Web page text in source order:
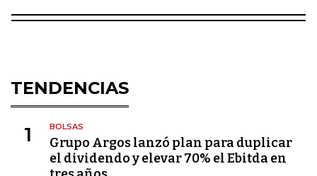
TENDENCIAS
1 BOLSAS
Grupo Argos lanzó plan para duplicar
el dividendo y elevar 70% el Ebitda en